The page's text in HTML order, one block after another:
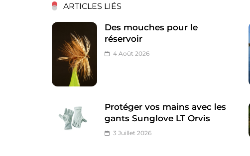
ARTICLES LIÉS
Des mouches pour le
réservoir
4 Août 2026
Protéger vos mains avec les
gants Sunglove LT Orvis
3 Juillet 2026